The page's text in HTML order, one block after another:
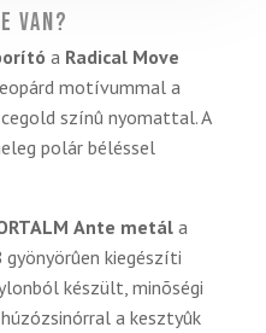
van?
a Radical Move
motívummal a
színû nyomattal. A
polár béléssel
Ante metál a
gyönyörûen kiegészíti
készült, minõségi
a kesztyûk